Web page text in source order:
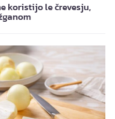
koristijo le črevesju,